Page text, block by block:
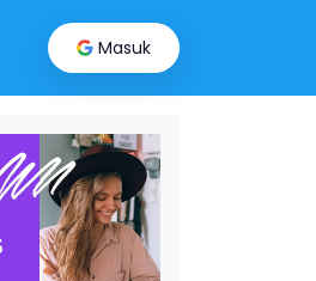
Masuk